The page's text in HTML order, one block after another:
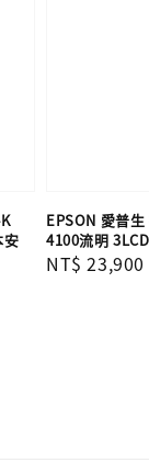
安
EPSON 愛普
4100流明
Regular
NT$ 23,900